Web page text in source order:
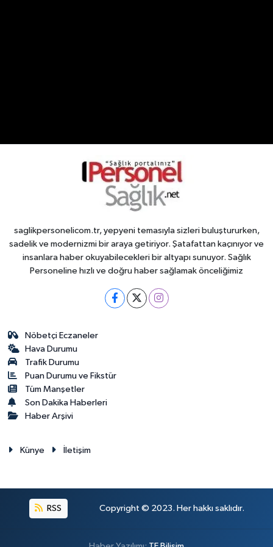
saglikpersonelicom.tr, yepyeni temasıyla sizleri buluştururken,
sadelik ve modernizmi bir araya getiriyor. Şatafattan kaçınıyor ve
insanlara haber okuyabilecekleri bir altyapı sunuyor. Sağlık
Personeline hızlı ve doğru haber sağlamak önceliğimiz
Nöbetçi Eczaneler
Hava Durumu
Trafik Durumu
Puan Durumu ve Fikstür
Tüm Manşetler
Son Dakika Haberleri
Haber Arşivi
Künye İletişim
RSS Copyright © 2023. Her hakkı saklıdır.